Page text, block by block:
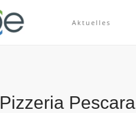
Aktuelles
Pizzeria Pescara